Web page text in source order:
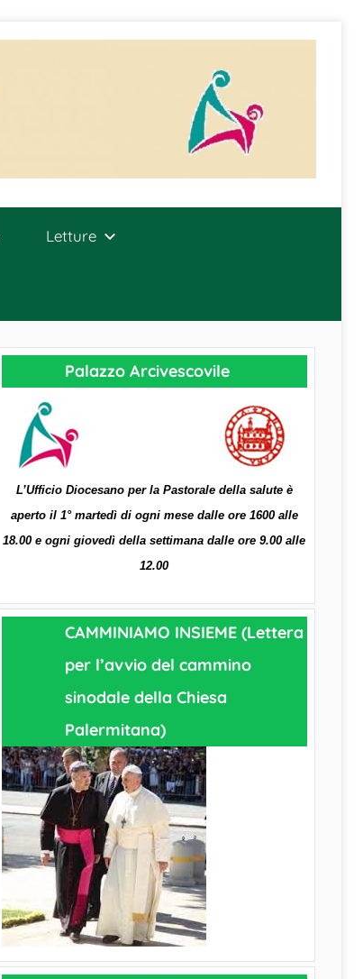
Letture
Palazzo Arcivescovile
L’Ufficio Diocesano per la Pastorale della salute è
aperto il 1° martedì di ogni mese dalle ore 1600 alle
18.00 e ogni giovedì della settimana dalle ore 9.00 alle
12.00
CAMMINIAMO INSIEME (Lettera
per l’avvio del cammino
sinodale della Chiesa
Palermitana)